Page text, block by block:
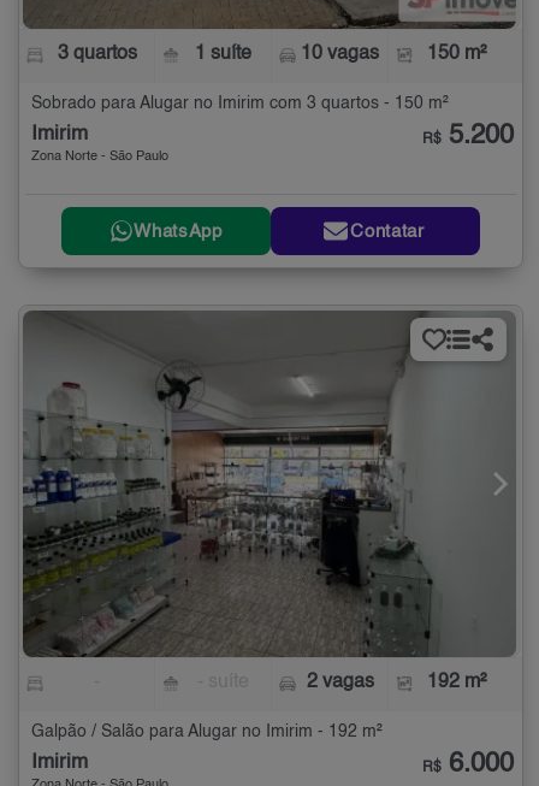
3 quartos 1 suíte 10 vagas 150 m²
Sobrado para Alugar no Imirim com 3 quartos - 150 m²
Imirim
Zona Norte - São Paulo
R$ 5.200
WhatsApp Contatar
2 vagas 192 m²
Galpão / Salão para Alugar no Imirim - 192 m²
Imirim R$ 6.000